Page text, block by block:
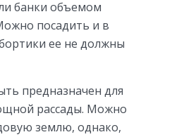
банки объемом
посадить и в
ее не должны
предназначен для
рассады. Можно
землю, однако,